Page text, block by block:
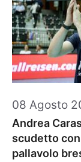
08 Agosto
Andrea
scudetto
pallavolo